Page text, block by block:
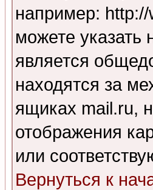
например:
можете указать
является
находятся за
ящиках mail.ru,
отображения
или
Вернуться к